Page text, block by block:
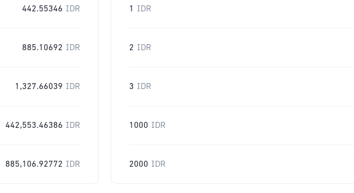
442.55346 IDR
885.10692 IDR
1,327.66039 IDR
442,553.46386 IDR
885,106.92772 IDR
1 IDR
2 IDR
3 IDR
1000 IDR
2000 IDR